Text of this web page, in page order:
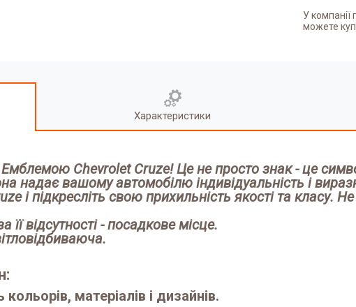
У компанії
можете
Характеристики
Chevrolet Cruze! Це не просто знак - це
надає вашому автомобілю індивідуальність і
і підкресліть свою прихильність якості та класу.
відсутності - посадкове місце.
.
кольорів, матеріалів і дизайнів.